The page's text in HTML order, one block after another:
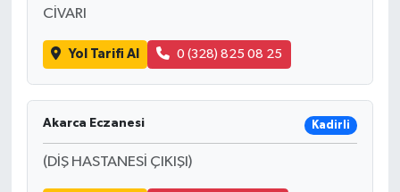
CİVARI
Yol Tarifi Al 0 (328) 825 08 25
Akarca Eczanesi Kadirli
(DİŞ HASTANESİ ÇIKIŞI)